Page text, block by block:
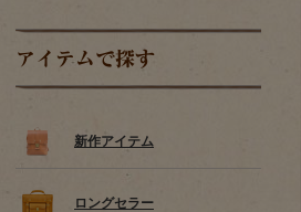
アイテムで探す
新作アイテム
ロングセラー